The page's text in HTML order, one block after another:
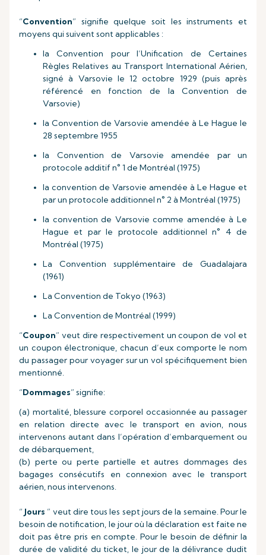
“Convention” signifie quelque soit les instruments et
moyens qui suivent sont applicables :
la Convention pour l’Unification de Certaines
Règles Relatives au Transport International Aérien,
signé à Varsovie le 12 octobre 1929 (puis après
référencé en fonction de la Convention de
Varsovie)
la Convention de Varsovie amendée à Le Hague le
28 septembre 1955
la Convention de Varsovie amendée par un
protocole additif n° 1 de Montréal (1975)
la convention de Varsovie amendée à Le Hague et
par un protocole additionnel n° 2 à Montréal (1975)
la convention de Varsovie comme amendée à Le
Hague et par le protocole additionnel n° 4 de
Montréal (1975)
La Convention supplémentaire de Guadalajara
(1961)
La Convention de Tokyo (1963)
La Convention de Montréal (1999)
“Coupon” veut dire respectivement un coupon de vol et
un coupon électronique, chacun d’eux comporte le nom
du passager pour voyager sur un vol spécifiquement bien
mentionné.
“Dommages” signifie:
(a) mortalité, blessure corporel occasionnée au passager
en relation directe avec le transport en avion, nous
intervenons autant dans l’opération d’embarquement ou
de débarquement,
(b) perte ou perte partielle et autres dommages des
bagages consécutifs en connexion avec le transport
aérien, nous intervenons.
“Jours ” veut dire tous les sept jours de la semaine. Pour le
besoin de notification, le jour où la déclaration est faite ne
doit pas être pris en compte. Pour le besoin de définir la
durée de validité du ticket, le jour de la délivrance dudit